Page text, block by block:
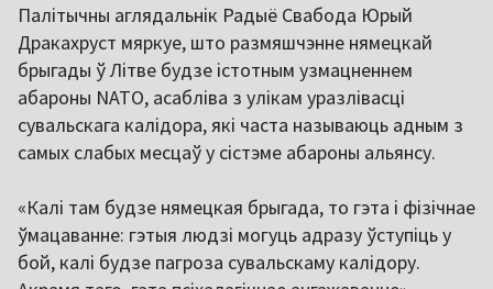
Палітычны аглядальнік Радыё Свабода Юрый
Дракахруст мяркуе, што размяшчэнне нямецкай
брыгады ў Літве будзе істотным узмацненнем
абароны NATO, асабліва з улікам уразлівасці
сувальскага калідора, які часта называюць адным з
самых слабых месцаў у сістэме абароны альянсу.
«Калі там будзе нямецкая брыгада, то гэта і фізічнае
ўмацаванне: гэтыя людзі могуць адразу ўступіць у
бой, калі будзе пагроза сувальскаму калідору.